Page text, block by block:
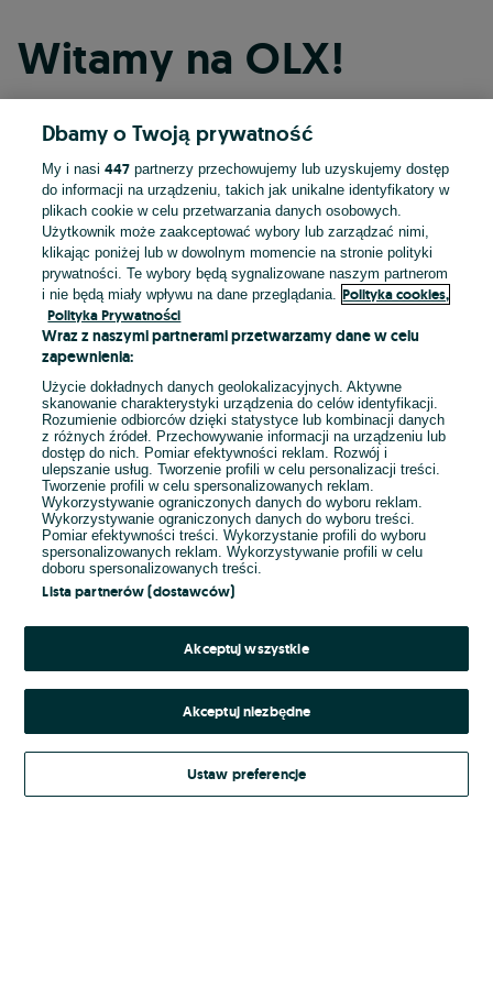
Witamy na OLX!
Kontynuuj przez Facebooka
Kontynuuj przez konto Apple
Kontynuuj przez konto Google
LUB
E-mail
Hasło
Kontynuując za pośrednictwem jednego z dostawców wskazanych powyżej,
Regulamin serwisu OLX.pl w jego aktualnym brzmieniu.
Dbamy o Twoją prywatność
My i nasi447 partnerzy przechowujemy lub uzyskujemy dostęp
do informacji na urządzeniu, takich jak unikalne identyfikatory w
plikach cookie w celu przetwarzania danych osobowych.
Użytkownik może zaakceptować wybory lub zarządzać nimi,
klikając poniżej lub w dowolnym momencie na stronie polityki
prywatności. Te wybory będą sygnalizowane naszym partnerom
i nie będą miały wpływu na dane przeglądania.
Polityka cookies,
Polityka Prywatności
Wraz z naszymi partnerami przetwarzamy dane w celu
zapewnienia:
Użycie dokładnych danych geolokalizacyjnych. Aktywne
skanowanie charakterystyki urządzenia do celów identyfikacji.
Rozumienie odbiorców dzięki statystyce lub kombinacji danych
z różnych źródeł. Przechowywanie informacji na urządzeniu lub
dostęp do nich. Pomiar efektywności reklam. Rozwój i
ulepszanie usług. Tworzenie profili w celu personalizacji treści.
Tworzenie profili w celu spersonalizowanych reklam.
Wykorzystywanie ograniczonych danych do wyboru reklam.
Wykorzystywanie ograniczonych danych do wyboru treści.
Pomiar efektywności treści. Wykorzystanie profili do wyboru
spersonalizowanych reklam. Wykorzystywanie profili w celu
doboru spersonalizowanych treści.
Lista partnerów (dostawców)
Akceptuj wszystkie
Akceptuj niezbędne
Ustaw preferencje